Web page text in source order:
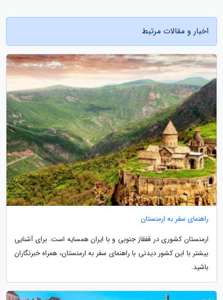
اخبار و مقالات مرتبط
راهنمای سفر به ارمنستان
ارمنستان کشوری در قفقاز جنوبی و با ایران همسایه است. برای آشنایی
بیشتر با این کشور دیدنی با راهنمای سفر به ارمنستان، همراه خبرنگاران
باشید.